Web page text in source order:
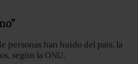
personas han huido del país, la
según la ONU.